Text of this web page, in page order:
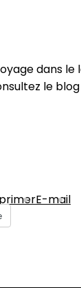
dans
le blog
E-mail